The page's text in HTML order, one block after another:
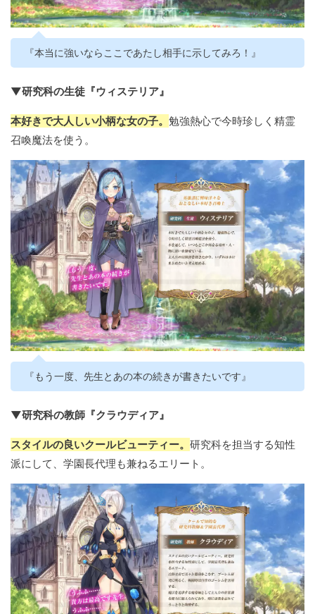
『本当に強いならここであたし相手に示してみろ！』
▼研究科の生徒『ウィステリア』
本好きで大人しい小柄な女の子。 勉強熱心で今時珍しく精霊
召喚魔法を使う。
『もう一度、先生とあの本の続きが書きたいです』
▼研究科の教師『クラウディア』
スタイルの良いクールビューティー。 研究科を担当する知性
派にして、学園長代理も兼ねるエリート。